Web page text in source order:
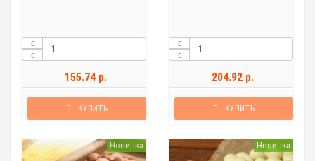
155.74 р.
КУПИТЬ
204.92 р.
КУПИТЬ
Новинка Новинка